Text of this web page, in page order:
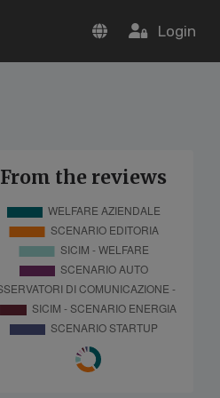
Login
From the reviews